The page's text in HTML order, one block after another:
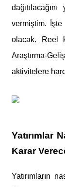
vermiştim.
olacak. Reel
Araştırma-
aktivitelere
Yatırımlar
Karar
Yatırımların